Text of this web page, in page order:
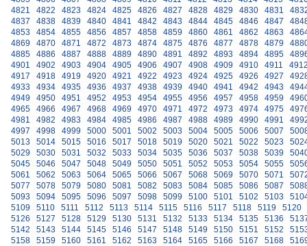
4821
4822 4823 4824 4825 4826 4827 4828 4829 4830 4831
4837
4838 4839 4840 4841 4842 4843 4844 4845 4846 4847
4853
4854 4855 4856 4857 4858 4859 4860 4861 4862 4863
4869
4870 4871 4872 4873 4874 4875 4876 4877 4878 4879
4885
4886 4887 4888 4889 4890 4891 4892 4893 4894 4895
4901
4902 4903 4904 4905 4906 4907 4908 4909 4910 4911
4917
4918 4919 4920 4921 4922 4923 4924 4925 4926 4927
4933
4934 4935 4936 4937 4938 4939 4940 4941 4942 4943
4949
4950 4951 4952 4953 4954 4955 4956 4957 4958 4959
4965
4966 4967 4968 4969 4970 4971 4972 4973 4974 4975
4981
4982 4983 4984 4985 4986 4987 4988 4989 4990 4991
4997
4998 4999 5000 5001 5002 5003 5004 5005 5006 5007
5013
5014 5015 5016 5017 5018 5019 5020 5021 5022 5023
5029
5030 5031 5032 5033 5034 5035 5036 5037 5038 5039
5045
5046 5047 5048 5049 5050 5051 5052 5053 5054 5055
5061
5062 5063 5064 5065 5066 5067 5068 5069 5070 5071
5077
5078 5079 5080 5081 5082 5083 5084 5085 5086 5087
5093
5094 5095 5096 5097 5098 5099 5100 5101 5102 5103
5109
5110 5111 5112 5113 5114 5115 5116 5117 5118 5119
5120
5126
5127 5128 5129 5130 5131 5132 5133 5134 5135 5136
5142
5143 5144 5145 5146 5147 5148 5149 5150 5151 5152
5158
5159 5160 5161 5162 5163 5164 5165 5166 5167 5168